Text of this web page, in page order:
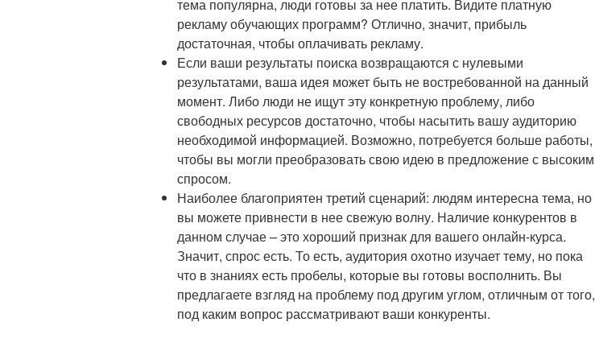
тема популярна, люди готовы за нее платить. Видите платную
рекламу обучающих программ? Отлично, значит, прибыль
достаточная, чтобы оплачивать рекламу.
Если ваши результаты поиска возвращаются с нулевыми
результатами, ваша идея может быть не востребованной на данный
момент. Либо люди не ищут эту конкретную проблему, либо
свободных ресурсов достаточно, чтобы насытить вашу аудиторию
необходимой информацией. Возможно, потребуется больше работы,
чтобы вы могли преобразовать свою идею в предложение с высоким
спросом.
Наиболее благоприятен третий сценарий: людям интересна тема, но
вы можете привнести в нее свежую волну. Наличие конкурентов в
данном случае – это хороший признак для вашего онлайн-курса.
Значит, спрос есть. То есть, аудитория охотно изучает тему, но пока
что в знаниях есть пробелы, которые вы готовы восполнить. Вы
предлагаете взгляд на проблему под другим углом, отличным от того,
под каким вопрос рассматривают ваши конкуренты.